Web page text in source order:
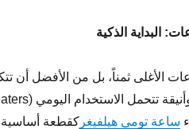
البداية الذكية
الأغلى ثمناً، بل من الأفضل أن
ساعة تومي هيلفيغركقطعة أساسية